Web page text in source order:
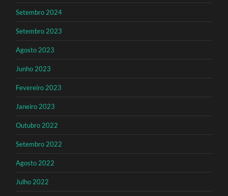
Setembro 2024
Setembro 2023
Agosto 2023
Junho 2023
Fevereiro 2023
Janeiro 2023
Outubro 2022
Setembro 2022
Agosto 2022
Julho 2022